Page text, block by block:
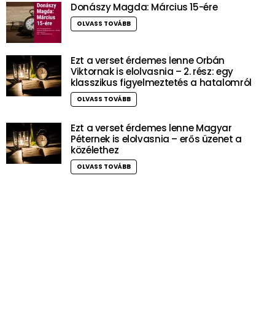
Donászy Magda: Március 15-ére
OLVASS TOVÁBB
Ezt a verset érdemes lenne Orbán
Viktornak is elolvasnia – 2. rész: egy
klasszikus figyelmeztetés a hatalomról
OLVASS TOVÁBB
Ezt a verset érdemes lenne Magyar
Péternek is elolvasnia – erős üzenet a
közélethez
OLVASS TOVÁBB